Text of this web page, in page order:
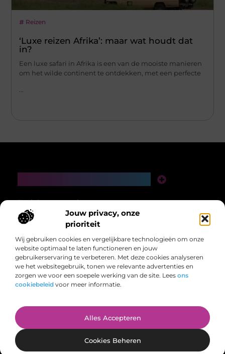
Jouw privacy, onze
prioriteit
Wij gebruiken cookies en vergelijkbare technologieën om onze
website optimaal te laten functioneren en jouw
gebruikerservaring te verbeteren. Met deze cookies analyseren
we het websitegebruik, tonen we relevante advertenties en
zorgen we voor een soepele werking van de site. Lees ons
cookiebeleid voor meer informatie.
Alles Accepteren
Cookies Beheren
Reizen
‘Luxe reizen Afrika’: maar wat houdt dat
in?
Een luxe safari in Afrika is een van de mooiste manieren
om het wilde continent te ontdekken, met een perfecte
Bericht categorie
Voor ieder wat wils, overzichtelijk bij elkaar.
@2025 All Right Reserved. Design bywww.evenrelaxen.nl.